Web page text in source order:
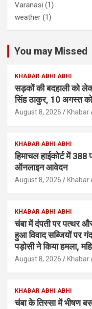
Varanasi (1)
weather (1)
You may Missed
KHABAR ABHI ABHI
सड़कों की बदहाली को
सिंह ठाकुर, 10 अगस्त
August 8, 2026 Khabar
KHABAR ABHI ABHI
हिमाचल हाईकोर्ट में
ऑनलाइन आवेदन
August 8, 2026 Khabar
KHABAR ABHI ABHI
चंबा में दंपती पर पत्थर
हुआ विवाद सब्जियों पर
पड़ोसी ने किया हमला,
August 8, 2026 Khabar
KHABAR ABHI ABHI
चंबा के तिस्सा में भीषण